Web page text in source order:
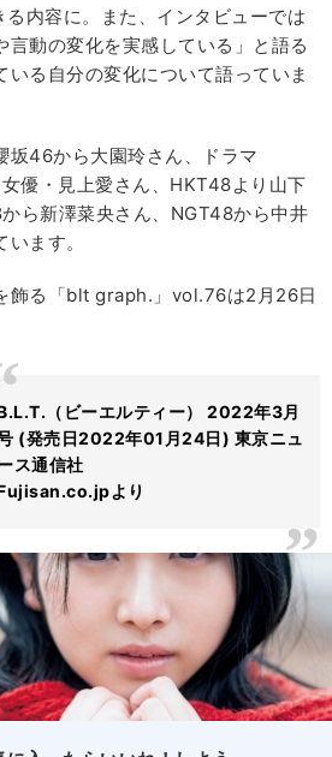
る内容に。また、インタビューでは
言動の変化を実感している」と語る
いる自分の変化について語っていま
坂46から大園玲さん、ドラマ
優・見上愛さん、HKT48より山下
ら新澤菜央さん、NGT48から中井
ます。
飾る「blt graph.」vol.76は2月26日
（ビーエルティー） 2022年3月
(発売日2022年01月24日) 東京ニュ
ス通信社
より